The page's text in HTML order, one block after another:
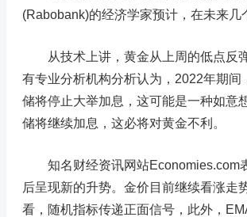
(Rabobank)的经济学家预计，在未来几
从技术上讲，黄金从上周的低点反弹
有专业分析机构分析认为，2022年期间
储将停止大举加息，这可能是一种如意
储将继续加息，这必将对黄金不利。
知名财经资讯网站Economies.com
后呈现新的升势。金价目前继续看涨走
看，随机指标传递正面信号，此外，